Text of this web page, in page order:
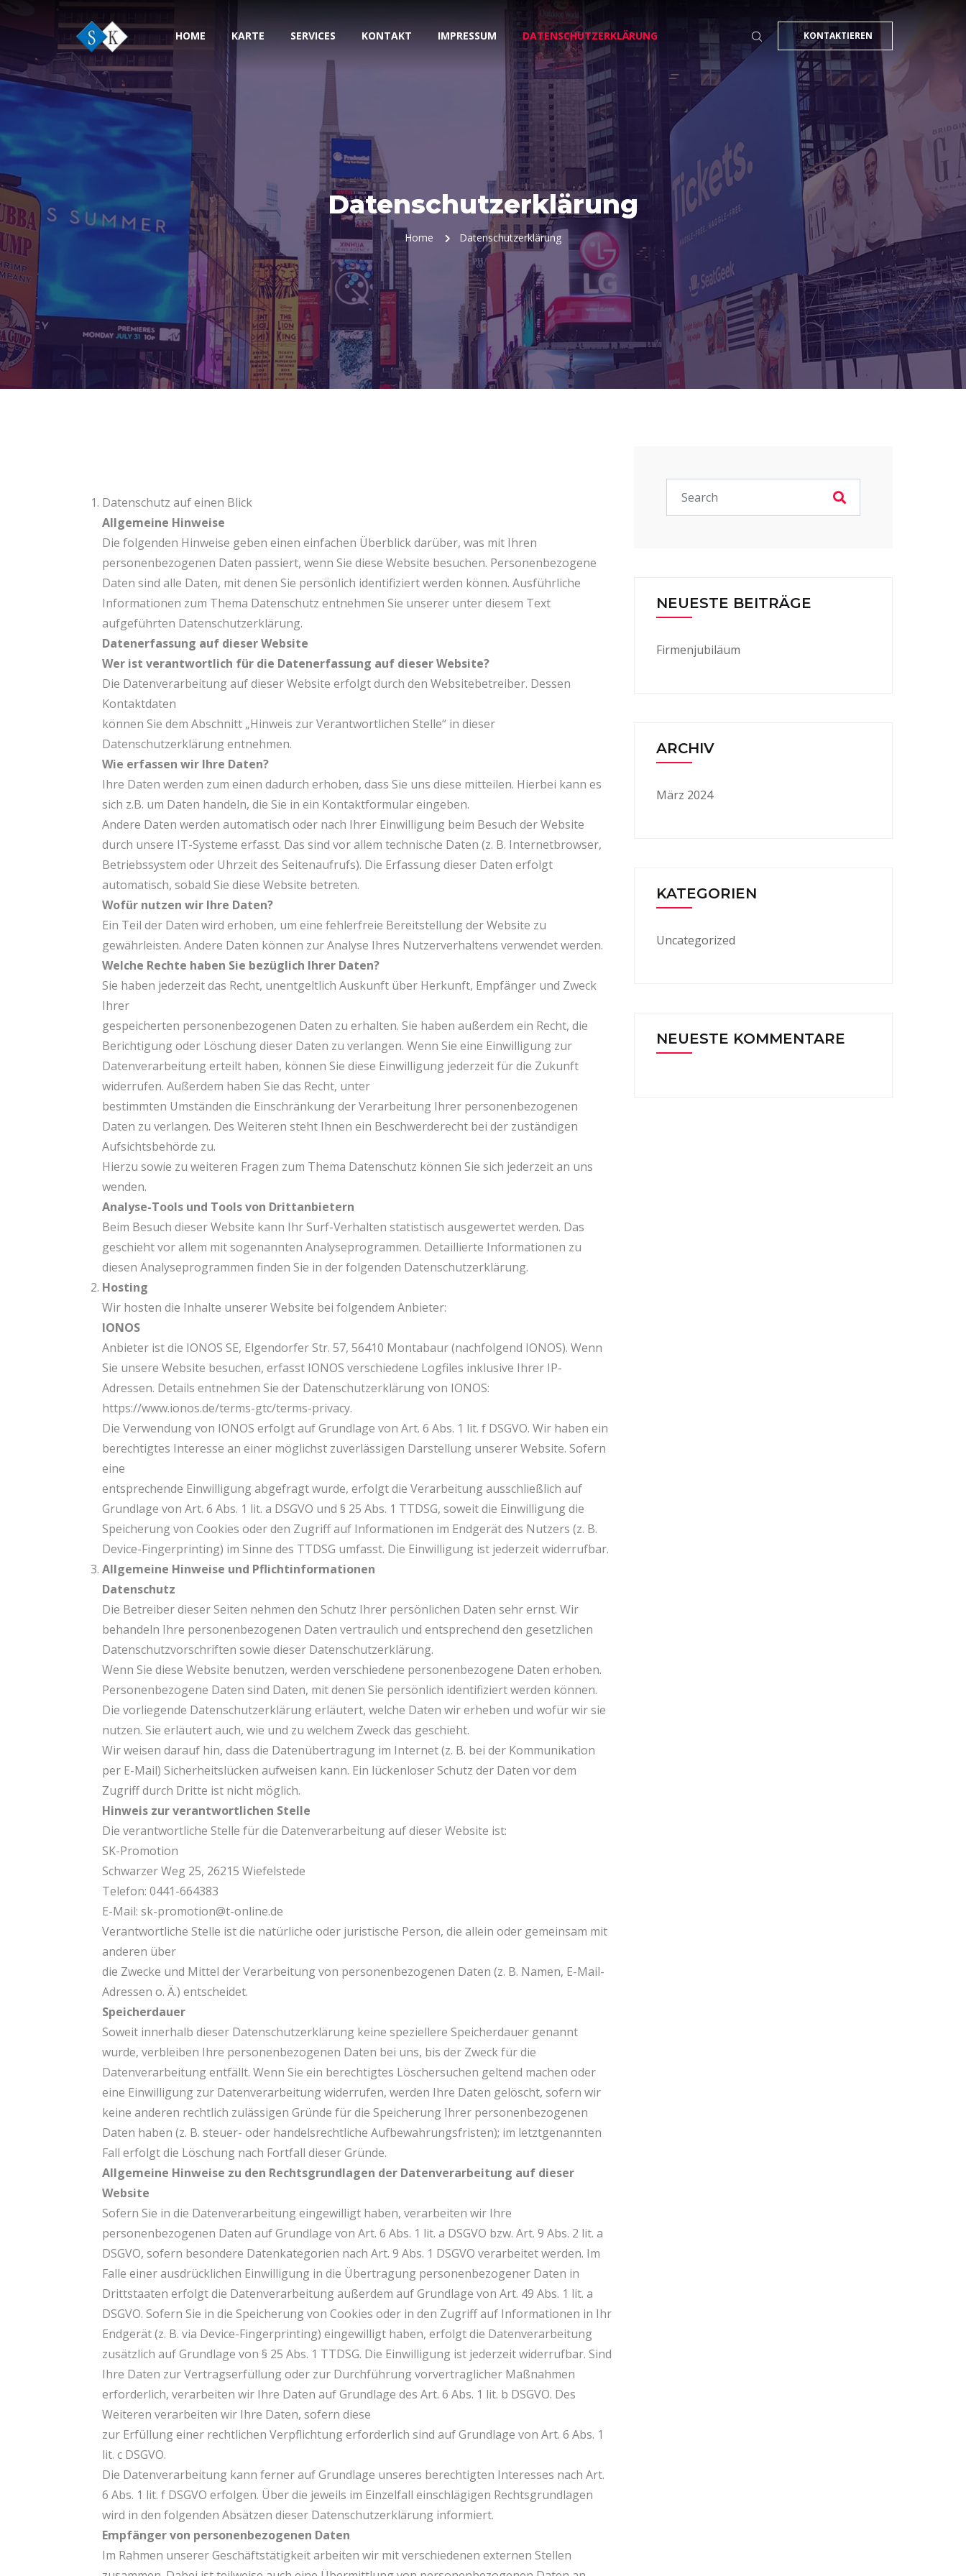
HOME KARTE SERVICES KONTAKT IMPRESSUM DATENSCHUTZERKLÄRUNG KONTAKTIEREN
Datenschutzerklärung
Home Datenschutzerklärung
Datenschutz auf einen Blick
Allgemeine Hinweise
Die folgenden Hinweise geben einen einfachen Überblick darüber, was mit Ihren
personenbezogenen Daten passiert, wenn Sie diese Website besuchen. Personenbezogene
Daten sind alle Daten, mit denen Sie persönlich identifiziert werden können. Ausführliche
Informationen zum Thema Datenschutz entnehmen Sie unserer unter diesem Text
aufgeführten Datenschutzerklärung.
Datenerfassung auf dieser Website
Wer ist verantwortlich für die Datenerfassung auf dieser Website?
Die Datenverarbeitung auf dieser Website erfolgt durch den Websitebetreiber. Dessen
Kontaktdaten
können Sie dem Abschnitt „Hinweis zur Verantwortlichen Stelle“ in dieser
Datenschutzerklärung entnehmen.
Wie erfassen wir Ihre Daten?
Ihre Daten werden zum einen dadurch erhoben, dass Sie uns diese mitteilen. Hierbei kann es
sich z.B. um Daten handeln, die Sie in ein Kontaktformular eingeben.
Andere Daten werden automatisch oder nach Ihrer Einwilligung beim Besuch der Website
durch unsere IT-Systeme erfasst. Das sind vor allem technische Daten (z. B. Internetbrowser,
Betriebssystem oder Uhrzeit des Seitenaufrufs). Die Erfassung dieser Daten erfolgt
automatisch, sobald Sie diese Website betreten.
Wofür nutzen wir Ihre Daten?
Ein Teil der Daten wird erhoben, um eine fehlerfreie Bereitstellung der Website zu
gewährleisten. Andere Daten können zur Analyse Ihres Nutzerverhaltens verwendet werden.
Welche Rechte haben Sie bezüglich Ihrer Daten?
Sie haben jederzeit das Recht, unentgeltlich Auskunft über Herkunft, Empfänger und Zweck
Ihrer
gespeicherten personenbezogenen Daten zu erhalten. Sie haben außerdem ein Recht, die
Berichtigung oder Löschung dieser Daten zu verlangen. Wenn Sie eine Einwilligung zur
Datenverarbeitung erteilt haben, können Sie diese Einwilligung jederzeit für die Zukunft
widerrufen. Außerdem haben Sie das Recht, unter
bestimmten Umständen die Einschränkung der Verarbeitung Ihrer personenbezogenen
Daten zu verlangen. Des Weiteren steht Ihnen ein Beschwerderecht bei der zuständigen
Aufsichtsbehörde zu.
Hierzu sowie zu weiteren Fragen zum Thema Datenschutz können Sie sich jederzeit an uns
wenden.
Analyse-Tools und Tools von Drittanbietern
Beim Besuch dieser Website kann Ihr Surf-Verhalten statistisch ausgewertet werden. Das
geschieht vor allem mit sogenannten Analyseprogrammen. Detaillierte Informationen zu
diesen Analyseprogrammen finden Sie in der folgenden Datenschutzerklärung.
Hosting
Wir hosten die Inhalte unserer Website bei folgendem Anbieter:
IONOS
Anbieter ist die IONOS SE, Elgendorfer Str. 57, 56410 Montabaur (nachfolgend IONOS). Wenn
Sie unsere Website besuchen, erfasst IONOS verschiedene Logfiles inklusive Ihrer IP-
Adressen. Details entnehmen Sie der Datenschutzerklärung von IONOS:
https://www.ionos.de/terms-gtc/terms-privacy.
Die Verwendung von IONOS erfolgt auf Grundlage von Art. 6 Abs. 1 lit. f DSGVO. Wir haben ein
berechtigtes Interesse an einer möglichst zuverlässigen Darstellung unserer Website. Sofern
eine
entsprechende Einwilligung abgefragt wurde, erfolgt die Verarbeitung ausschließlich auf
Grundlage von Art. 6 Abs. 1 lit. a DSGVO und § 25 Abs. 1 TTDSG, soweit die Einwilligung die
Speicherung von Cookies oder den Zugriff auf Informationen im Endgerät des Nutzers (z. B.
Device-Fingerprinting) im Sinne des TTDSG umfasst. Die Einwilligung ist jederzeit widerrufbar.
Allgemeine Hinweise und Pflichtinformationen
Datenschutz
Die Betreiber dieser Seiten nehmen den Schutz Ihrer persönlichen Daten sehr ernst. Wir
behandeln Ihre personenbezogenen Daten vertraulich und entsprechend den gesetzlichen
Datenschutzvorschriften sowie dieser Datenschutzerklärung.
Wenn Sie diese Website benutzen, werden verschiedene personenbezogene Daten erhoben.
Personenbezogene Daten sind Daten, mit denen Sie persönlich identifiziert werden können.
Die vorliegende Datenschutzerklärung erläutert, welche Daten wir erheben und wofür wir sie
nutzen. Sie erläutert auch, wie und zu welchem Zweck das geschieht.
Wir weisen darauf hin, dass die Datenübertragung im Internet (z. B. bei der Kommunikation
per E-Mail) Sicherheitslücken aufweisen kann. Ein lückenloser Schutz der Daten vor dem
Zugriff durch Dritte ist nicht möglich.
Hinweis zur verantwortlichen Stelle
Die verantwortliche Stelle für die Datenverarbeitung auf dieser Website ist:
SK-Promotion
Schwarzer Weg 25, 26215 Wiefelstede
Telefon: 0441-664383
E-Mail: sk-promotion@t-online.de
Verantwortliche Stelle ist die natürliche oder juristische Person, die allein oder gemeinsam mit
anderen über
die Zwecke und Mittel der Verarbeitung von personenbezogenen Daten (z. B. Namen, E-Mail-
Adressen o. Ä.) entscheidet.
Speicherdauer
Soweit innerhalb dieser Datenschutzerklärung keine speziellere Speicherdauer genannt
wurde, verbleiben Ihre personenbezogenen Daten bei uns, bis der Zweck für die
Datenverarbeitung entfällt. Wenn Sie ein berechtigtes Löschersuchen geltend machen oder
eine Einwilligung zur Datenverarbeitung widerrufen, werden Ihre Daten gelöscht, sofern wir
keine anderen rechtlich zulässigen Gründe für die Speicherung Ihrer personenbezogenen
Daten haben (z. B. steuer- oder handelsrechtliche Aufbewahrungsfristen); im letztgenannten
Fall erfolgt die Löschung nach Fortfall dieser Gründe.
Allgemeine Hinweise zu den Rechtsgrundlagen der Datenverarbeitung auf dieser
Website
Sofern Sie in die Datenverarbeitung eingewilligt haben, verarbeiten wir Ihre
personenbezogenen Daten auf Grundlage von Art. 6 Abs. 1 lit. a DSGVO bzw. Art. 9 Abs. 2 lit. a
DSGVO, sofern besondere Datenkategorien nach Art. 9 Abs. 1 DSGVO verarbeitet werden. Im
Falle einer ausdrücklichen Einwilligung in die Übertragung personenbezogener Daten in
Drittstaaten erfolgt die Datenverarbeitung außerdem auf Grundlage von Art. 49 Abs. 1 lit. a
DSGVO. Sofern Sie in die Speicherung von Cookies oder in den Zugriff auf Informationen in Ihr
Endgerät (z. B. via Device-Fingerprinting) eingewilligt haben, erfolgt die Datenverarbeitung
zusätzlich auf Grundlage von § 25 Abs. 1 TTDSG. Die Einwilligung ist jederzeit widerrufbar. Sind
Ihre Daten zur Vertragserfüllung oder zur Durchführung vorvertraglicher Maßnahmen
erforderlich, verarbeiten wir Ihre Daten auf Grundlage des Art. 6 Abs. 1 lit. b DSGVO. Des
Weiteren verarbeiten wir Ihre Daten, sofern diese
zur Erfüllung einer rechtlichen Verpflichtung erforderlich sind auf Grundlage von Art. 6 Abs. 1
lit. c DSGVO.
Die Datenverarbeitung kann ferner auf Grundlage unseres berechtigten Interesses nach Art.
6 Abs. 1 lit. f DSGVO erfolgen. Über die jeweils im Einzelfall einschlägigen Rechtsgrundlagen
wird in den folgenden Absätzen dieser Datenschutzerklärung informiert.
Empfänger von personenbezogenen Daten
Im Rahmen unserer Geschäftstätigkeit arbeiten wir mit verschiedenen externen Stellen
NEUESTE BEITRÄGE
Firmenjubiläum
ARCHIV
März 2024
KATEGORIEN
Uncategorized
NEUESTE KOMMENTARE